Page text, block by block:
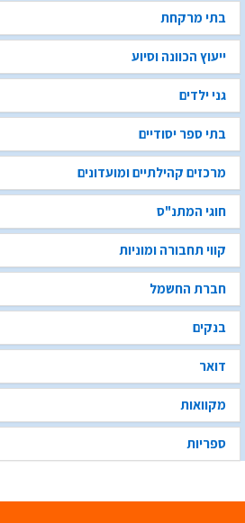
בתי מרקחת
ייעוץ הכוונה וסיוע
גני ילדים
בתי ספר יסודיים
מרכזים קהילתיים ומועדונים
חוגי המתנ"ס
קווי תחבורה ומוניות
חברת החשמל
בנקים
דואר
מקוואות
ספריות